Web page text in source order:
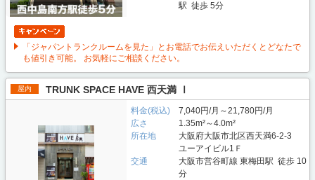
駅 徒歩 5分
「ジャパントランクルームを見た」とお電話でお伝えいただくとどなたで
も値引き可能。 お気軽にご相談ください。
屋内 TRUNK SPACE HAVE 西天満 Ⅰ
料金(税込)
7,040円/月～21,780円/月
広さ
1.35m²～4.0m²
所在地
大阪府大阪市北区西天満6-2-3
ユーアイビル1Ｆ
交通
大阪市営谷町線 東梅田駅 徒歩 10
分